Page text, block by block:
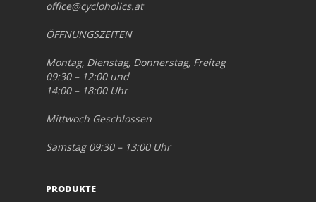
office@cycloholics.at
ÖFFNUNGSZEITEN
Montag, Dienstag, Donnerstag, Freitag
09:30 – 12:00 und
14:00 – 18:00 Uhr
Mittwoch Geschlossen
Samstag 09:30 – 13:00 Uhr
PRODUKTE